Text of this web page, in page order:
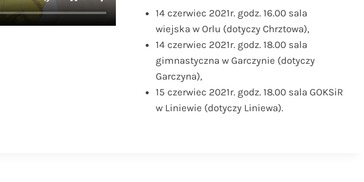
14 czerwiec 2021r. godz. 16.00 sala
wiejska w Orlu (dotyczy Chrztowa),
14 czerwiec 2021r. godz. 18.00 sala
gimnastyczna w Garczynie (dotyczy
Garczyna),
15 czerwiec 2021r. godz. 18.00 sala GOKSiR
w Liniewie (dotyczy Liniewa).